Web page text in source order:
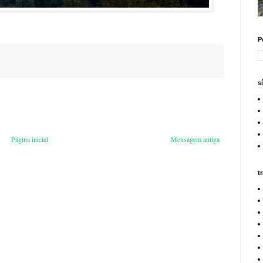
Mensagem antiga
Página inicial